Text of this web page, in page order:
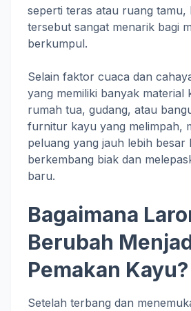
seperti teras atau ruang tamu,
tersebut sangat menarik bagi
berkumpul.
Selain faktor cuaca dan
yang memiliki banyak material
rumah tua, gudang, atau
furnitur kayu yang melimpah,
peluang yang jauh lebih
berkembang biak dan
baru.
Bagaimana
Berubah
Pemakan Kayu?
Setelah terbang dan